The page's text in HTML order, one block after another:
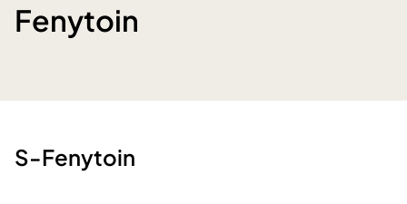
Fenytoin
​S-Fenytoin